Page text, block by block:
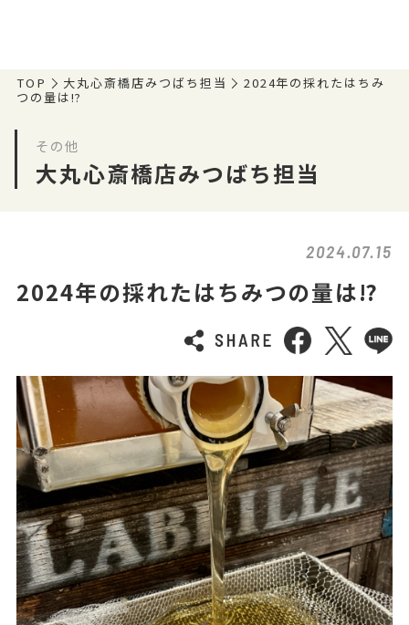
TOP 大丸心斎橋店みつばち担当
2024年の採れたはちみ
つの量は⁉️
その他
大丸心斎橋店みつばち担当
2024.07.15
2024年の採れたはちみつの量は⁉️